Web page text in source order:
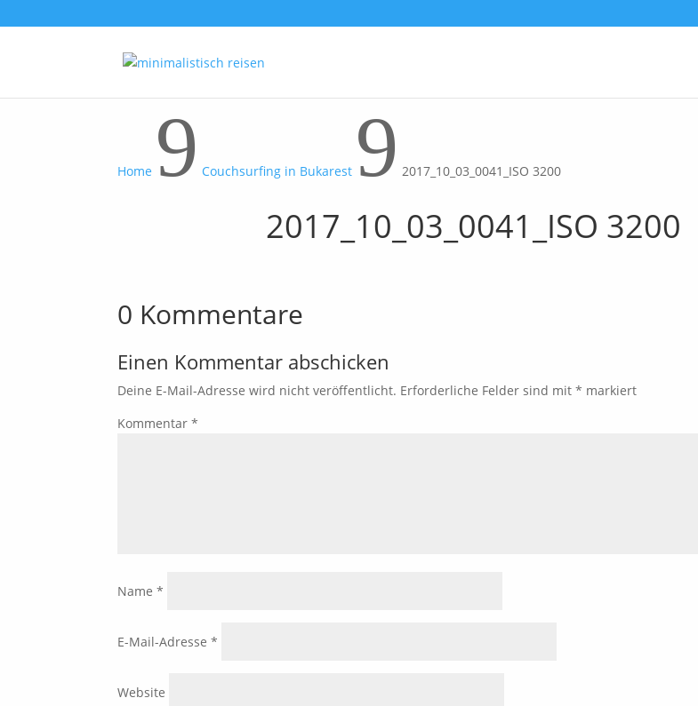
Home 9 Couchsurfing in Bukarest 9 2017_10_03_0041_ISO 3200
2017_10_03_0041_ISO 3200
0 Kommentare
Einen Kommentar abschicken
Deine E-Mail-Adresse wird nicht veröffentlicht. Erforderliche Felder sind mit * markiert
Kommentar *
Name *
E-Mail-Adresse *
Website